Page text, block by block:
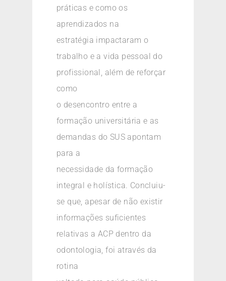
práticas e como os
aprendizados na
estratégia impactaram o
trabalho e a vida pessoal do
profissional, além de reforçar
como
o desencontro entre a
formação universitária e as
demandas do SUS apontam
para a
necessidade da formação
integral e holística. Concluiu-
se que, apesar de não existir
informações suficientes
relativas a ACP dentro da
odontologia, foi através da
rotina